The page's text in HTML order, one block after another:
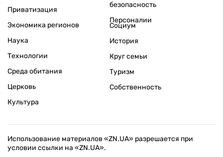
Приватизация
Экономика регионов
безопасность
Персоналии
Наука
Технологии
Среда обитания
Церковь
Культура
Социум
История
Круг семьи
Туризм
Собственность
Использование материалов «ZN.UA» разрешается при
условии ссылки на «ZN.UA».